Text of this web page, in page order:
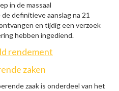
in de massaal
definitieve aanslag na 21
en tijdig een verzoek
hebben ingediend.
rendement
zaken
zaak is onderdeel van het